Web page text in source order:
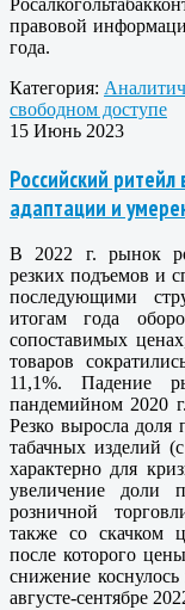
правовой
года.
Категория:
свободном доступе
15 Июнь 2023
Российский
адаптации и
В 2022 г. рынок
резких подъемов и
последующими
итогам года
сопоставимых
товаров
11,1%. Падение
пандемийном 2020
Резко выросла
табачных изделий
характерно для
увеличение доли
розничной
также со скачком
после которого
снижение
августе-сентябре